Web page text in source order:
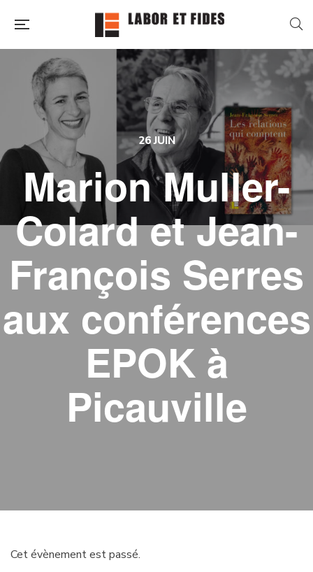
26 JUIN
Marion Muller-
Colard et Jean-
François Serres
aux conférences
EPOK à
Picauville
Cet évènement est passé.